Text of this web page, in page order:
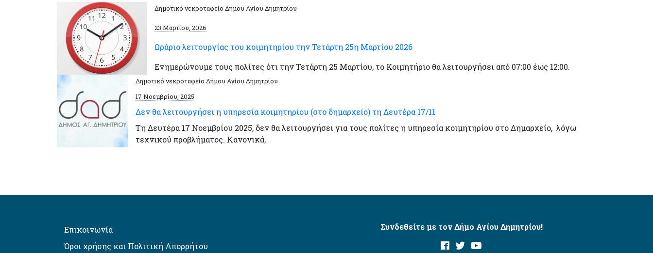
Δημοτικό νεκροταφείο Δήμου Αγίου Δημητρίου
23 Μαρτίου, 2026
Ωράριο λειτουργίας του κοιμητηρίου την Τετάρτη 25η Μαρτίου 2026
Ενημερώνουμε τους πολίτες ότι την Τετάρτη 25 Μαρτίου, το Κοιμητήριο θα λειτουργήσει από 07:00 έως 12:00.
Δημοτικό νεκροταφείο Δήμου Αγίου Δημητρίου
17 Νοεμβρίου, 2025
Δεν θα λειτουργήσει η υπηρεσία κοιμητηρίου (στο δημαρχείο) τη Δευτέρα 17/11
Τη Δευτέρα 17 Νοεμβρίου 2025, δεν θα λειτουργήσει για τους πολίτες η υπηρεσία κοιμητηρίου στο Δημαρχείο, λόγω
τεχνικού προβλήματος. Κανονικά,
Επικοινωνία
Όροι χρήσης και Πολιτική Απορρήτου
Συνδεθείτε με τον Δήμο Αγίου Δημητρίου!